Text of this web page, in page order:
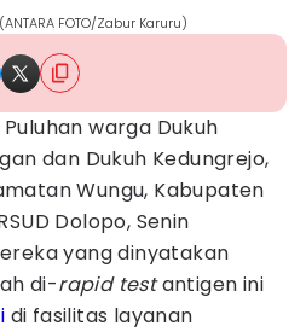
FOTO/Zabur Karuru)
warga Dukuh
dan Dukuh Kedungrejo,
Wungu, Kabupaten
Dolopo, Senin
yang dinyatakan
di-rapid testantigen ini
di fasilitas layanan